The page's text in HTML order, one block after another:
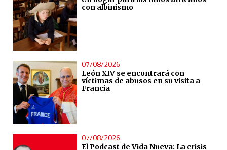
con albinismo
07/08/2026
León XIV se encontrará con
víctimas de abusos en su visita a
Francia
07/08/2026
El Podcast de Vida Nueva: La crisis